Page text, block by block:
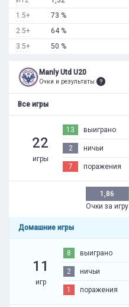
1.5+
2.5+
3.5+
73 %
64 %
50 %
Manly Utd U20
Очки и результаты
Все игры
22
игры
13 выиграно
2 ничьи
7 поражения
1,86
Очки за игру
Домашние игры
11
игр
8 выиграно
2 ничьи
1 поражения